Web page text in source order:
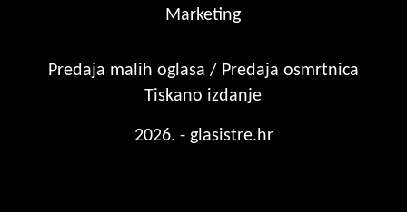
Marketing
Predaja malih oglasa / Predaja osmrtnica
Tiskano izdanje
2026. - glasistre.hr